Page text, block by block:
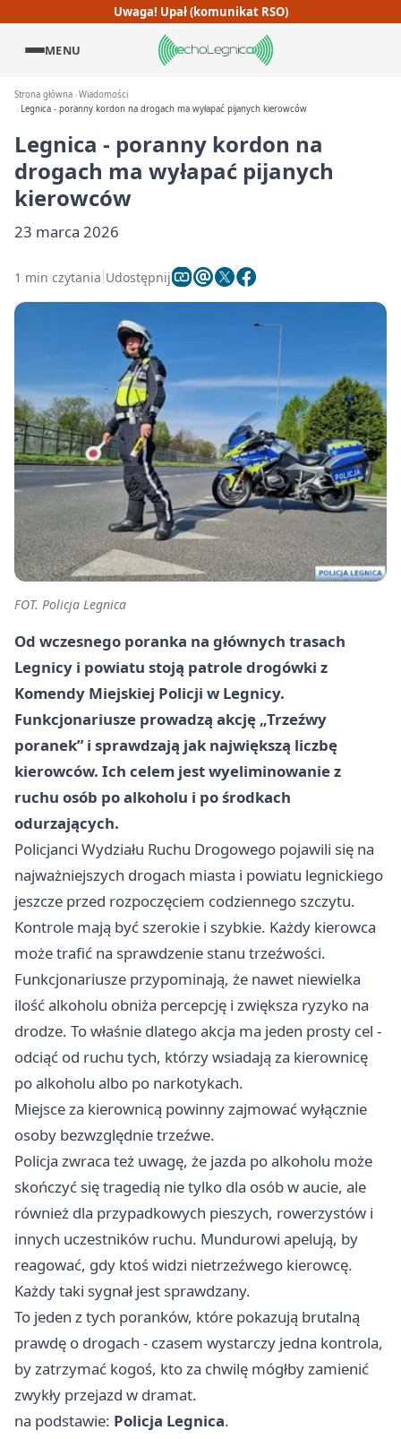
Uwaga! Upał (komunikat RSO)
MENU
Strona główna Wiadomości
Legnica - poranny kordon na drogach ma wyłapać pijanych kierowców
Legnica - poranny kordon na
drogach ma wyłapać pijanych
kierowców
23 marca 2026
1 min czytania Udostępnij
FOT. Policja Legnica
Od wczesnego poranka na głównych trasach
Legnicy i powiatu stoją patrole drogówki z
Komendy Miejskiej Policji w Legnicy.
Funkcjonariusze prowadzą akcję „Trzeźwy
poranek” i sprawdzają jak największą liczbę
kierowców. Ich celem jest wyeliminowanie z
ruchu osób po alkoholu i po środkach
odurzających.
Policjanci Wydziału Ruchu Drogowego pojawili się na
najważniejszych drogach miasta i powiatu legnickiego
jeszcze przed rozpoczęciem codziennego szczytu.
Kontrole mają być szerokie i szybkie. Każdy kierowca
może trafić na sprawdzenie stanu trzeźwości.
Funkcjonariusze przypominają, że nawet niewielka
ilość alkoholu obniża percepcję i zwiększa ryzyko na
drodze. To właśnie dlatego akcja ma jeden prosty cel -
odciąć od ruchu tych, którzy wsiadają za kierownicę
po alkoholu albo po narkotykach.
Miejsce za kierownicą powinny zajmować wyłącznie
osoby bezwzględnie trzeźwe.
Policja zwraca też uwagę, że jazda po alkoholu może
skończyć się tragedią nie tylko dla osób w aucie, ale
również dla przypadkowych pieszych, rowerzystów i
innych uczestników ruchu. Mundurowi apelują, by
reagować, gdy ktoś widzi nietrzeźwego kierowcę.
Każdy taki sygnał jest sprawdzany.
To jeden z tych poranków, które pokazują brutalną
prawdę o drogach - czasem wystarczy jedna kontrola,
by zatrzymać kogoś, kto za chwilę mógłby zamienić
zwykły przejazd w dramat.
na podstawie: Policja Legnica.